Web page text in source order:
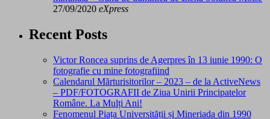
27/09/2020 eXpress
Recent Posts
Victor Roncea suprins de Agerpres în 13 iunie 1990: O
fotografie cu mine fotografiind
Calendarul Mărturisitorilor – 2023 – de la ActiveNews
– PDF/FOTOGRAFII de Ziua Unirii Principatelor
Române. La Mulți Ani!
Fenomenul Piața Universității și Mineriada din 1990